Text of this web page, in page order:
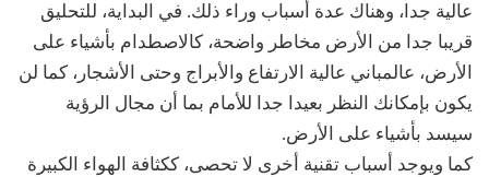
عالية جدا، وهناك عدة أسباب وراء ذلك. في البداية، للتحليق
قريبا جدا من الأرض مخاطر واضحة، كالاصطدام بأشياء على
الأرض، عالمباني عالية الارتفاع والأبراج وحتى الأشجار، كما لن
يكون بإمكانك النظر بعيدا جدا للأمام بما أن مجال الرؤية
سيسد بأشياء على الأرض.
كما ويوجد أسباب تقنية أخرى لا تحصى، ككثافة الهواء الكبيرة